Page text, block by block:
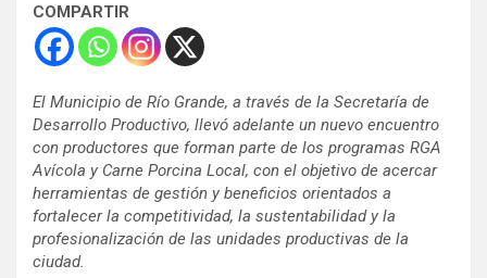
COMPARTIR
El Municipio de Río Grande, a través de la Secretaría de
Desarrollo Productivo, llevó adelante un nuevo encuentro
con productores que forman parte de los programas RGA
Avícola y Carne Porcina Local, con el objetivo de acercar
herramientas de gestión y beneficios orientados a
fortalecer la competitividad, la sustentabilidad y la
profesionalización de las unidades productivas de la
ciudad.